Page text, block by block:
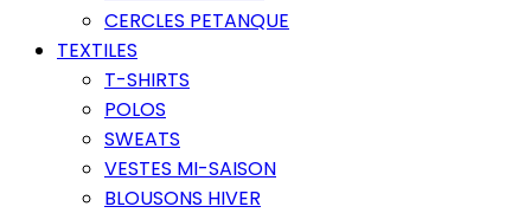
CERCLES PETANQUE
TEXTILES
T-SHIRTS
POLOS
SWEATS
VESTES MI-SAISON
BLOUSONS HIVER